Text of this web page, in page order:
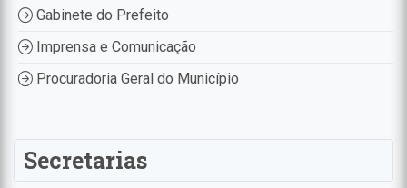
Gabinete do Prefeito
Imprensa e Comunicação
Procuradoria Geral do Município
Secretarias